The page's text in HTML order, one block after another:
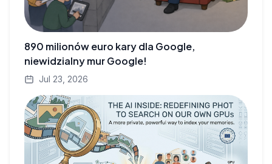
890 milionów euro kary dla Google,
niewidzialny mur Google!
Jul 23, 2026